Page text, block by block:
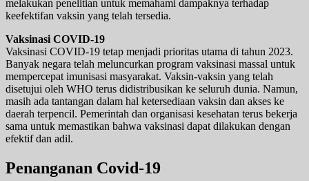
melakukan penelitian untuk memahami dampaknya terhadap
keefektifan vaksin yang telah tersedia.
Vaksinasi COVID-19
Vaksinasi COVID-19 tetap menjadi prioritas utama di tahun 2023.
Banyak negara telah meluncurkan program vaksinasi massal untuk
mempercepat imunisasi masyarakat. Vaksin-vaksin yang telah
disetujui oleh WHO terus didistribusikan ke seluruh dunia. Namun,
masih ada tantangan dalam hal ketersediaan vaksin dan akses ke
daerah terpencil. Pemerintah dan organisasi kesehatan terus bekerja
sama untuk memastikan bahwa vaksinasi dapat dilakukan dengan
efektif dan adil.
Penanganan Covid-19